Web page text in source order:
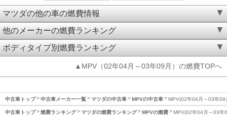
マツダの他の車の燃費情報
他のメーカーの燃費ランキング
ボディタイプ別燃費ランキング
▲MPV（02年04月～03年09月）の燃費TOPへ
中古車トップ 中古車メーカー一覧 マツダの中古車 MPVの中古車 MPV(02年04月～03年09
中古車トップ 燃費ランキング マツダの燃費ランキング MPVの燃費 MPV(02年04月～03年